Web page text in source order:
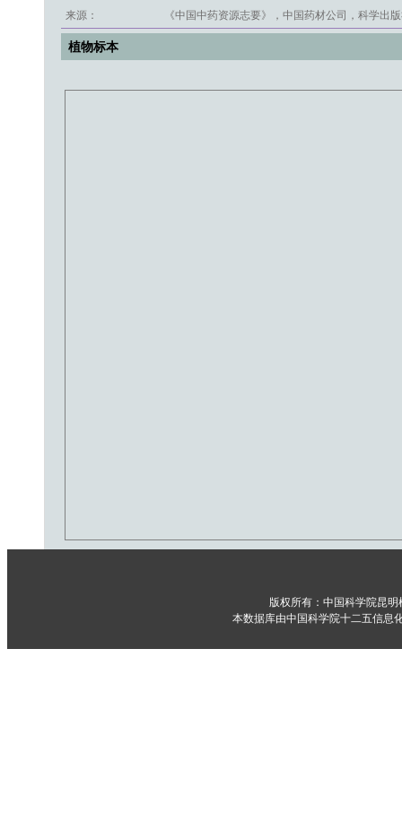
来源： 《中国中药资源志要》，中国药材公司，科学出
植物标本
版权所有：中国科学院昆
本数据库由中国科学院十二五信息